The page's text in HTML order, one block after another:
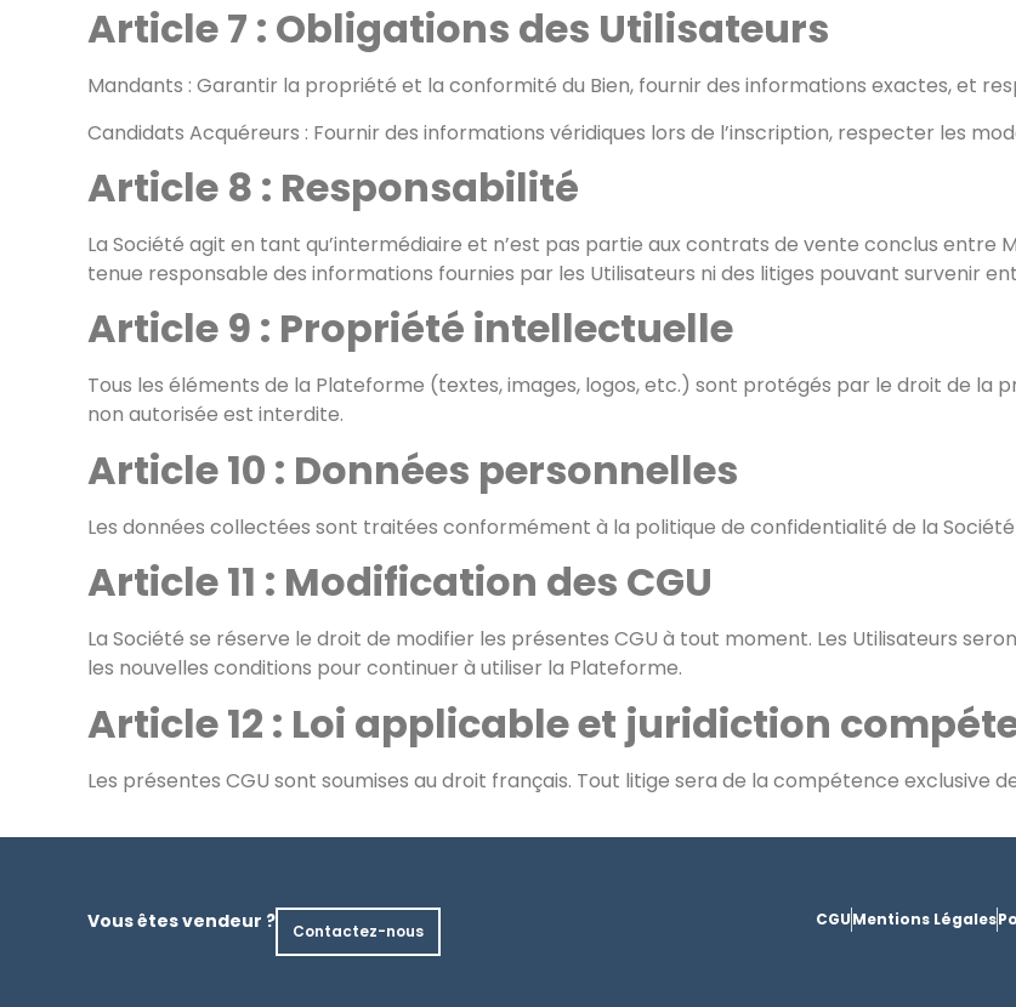
Article 7 : Obligations des Utilisateurs
Mandants : Garantir la propriété et la conformité du Bien, fournir des informations exactes, et
Candidats Acquéreurs : Fournir des informations véridiques lors de l’inscription, respecter les
Article 8 : Responsabilité
La Société agit en tant qu’intermédiaire et n’est pas partie aux contrats de vente conclus entre
tenue responsable des informations fournies par les Utilisateurs ni des litiges pouvant survenir
Article 9 : Propriété intellectuelle
Tous les éléments de la Plateforme (textes, images, logos, etc.) sont protégés par le droit de
non autorisée est interdite.
Article 10 : Données personnelles
Les données collectées sont traitées conformément à la politique de confidentialité de la
Article 11 : Modification des CGU
La Société se réserve le droit de modifier les présentes CGU à tout moment. Les Utilisateurs
les nouvelles conditions pour continuer à utiliser la Plateforme.
Article 12 : Loi applicable et juridiction
Les présentes CGU sont soumises au droit français. Tout litige sera de la compétence exclusive
Vous êtes vendeur ? Contactez-nous
CGUMentions Légales